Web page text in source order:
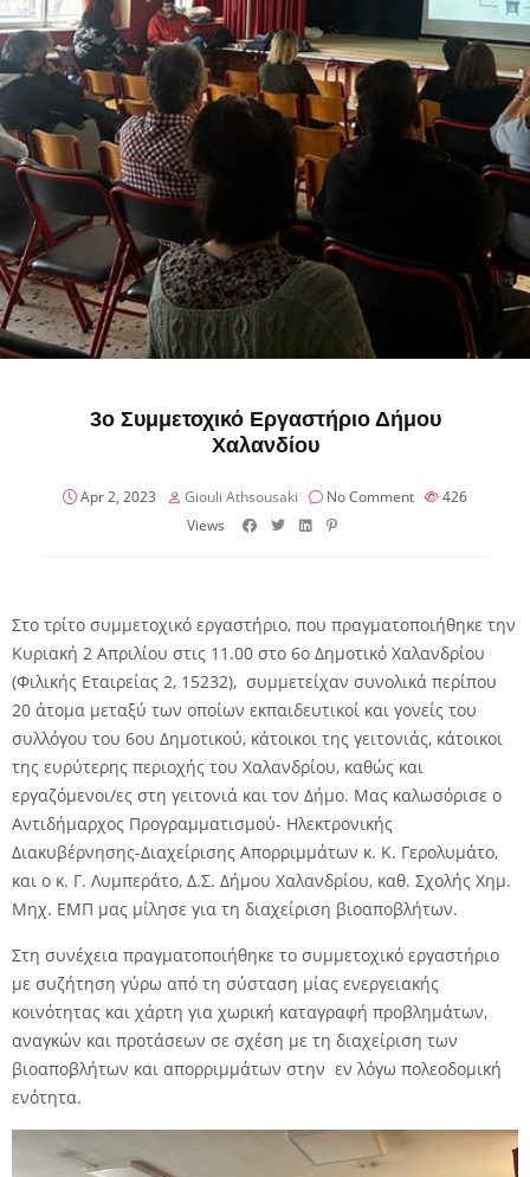
3ο Συμμετοχικό Εργαστήριο Δήμου
Χαλανδίου
Apr 2, 2023 Giouli Athsousaki No Comment
426
Views
Στο τρίτο συμμετοχικό εργαστήριο, που πραγματοποιήθηκε την
Κυριακή 2 Απριλίου στις 11.00 στο 6ο Δημοτικό Χαλανδρίου
(Φιλικής Εταιρείας 2, 15232), συμμετείχαν συνολικά περίπου
20 άτομα μεταξύ των οποίων εκπαιδευτικοί και γονείς του
συλλόγου του 6ου Δημοτικού, κάτοικοι της γειτονιάς, κάτοικοι
της ευρύτερης περιοχής του Χαλανδρίου, καθώς και
εργαζόμενοι/ες στη γειτονιά και τον Δήμο. Μας καλωσόρισε ο
Αντιδήμαρχος Προγραμματισμού- Ηλεκτρονικής
Διακυβέρνησης-Διαχείρισης Απορριμμάτων κ. Κ. Γερολυμάτο, ​
και ο κ. Γ. Λυμπεράτο, Δ.Σ. Δήμου Χαλανδρίου, καθ. Σχολής Χημ.
Μηχ. ΕΜΠ μας μίλησε για τη διαχείριση βιοαποβλήτων.
Στη συνέχεια πραγματοποιήθηκε ​το συμμετοχικό εργαστήριο
με συζήτηση γύρω από τη σύσταση μίας ενεργειακής
κοινότητας και χάρτη για χωρική καταγραφή προβλημάτων,
αναγκών και προτάσεων σε σχέση με τη διαχείριση των
βιοαποβλήτων και απορριμμάτων στην εν λόγω πολεοδομική
ενότητα.